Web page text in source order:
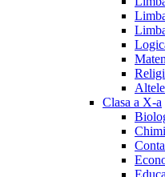
Altele
Clasa a X-a